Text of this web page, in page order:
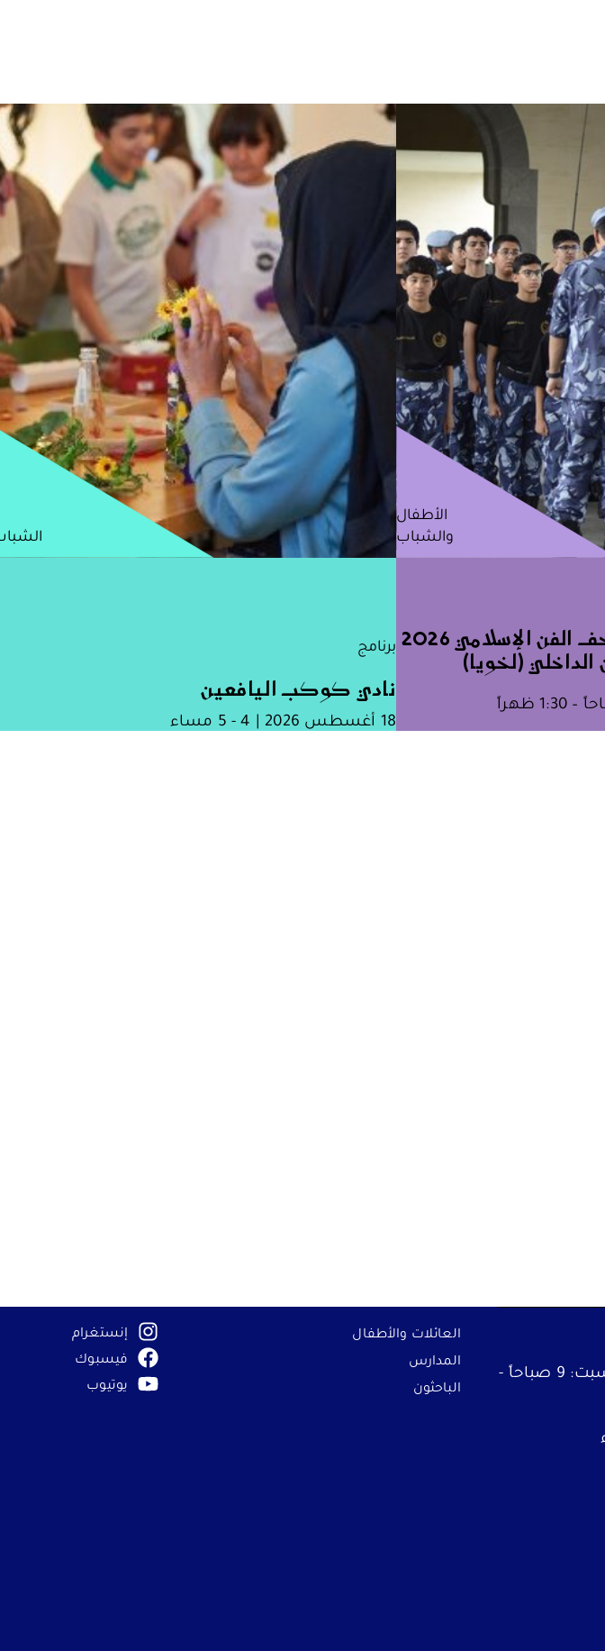
الأطفال
والشباب
المعسكر الصيفي لمتحف الفن الإسلامي 2026
(لخويا)
برنامج
نادي كوكب اليافعين
18 أغسطس 2026 | 4 - 5 مساء
الأحد، والإثنين، والثلاثاء، والسبت: 9 صباحاً -
العائلات والأطفال
المدارس
الباحثون
إنستغرام
فيسبوك
يوتيوب
المتحف